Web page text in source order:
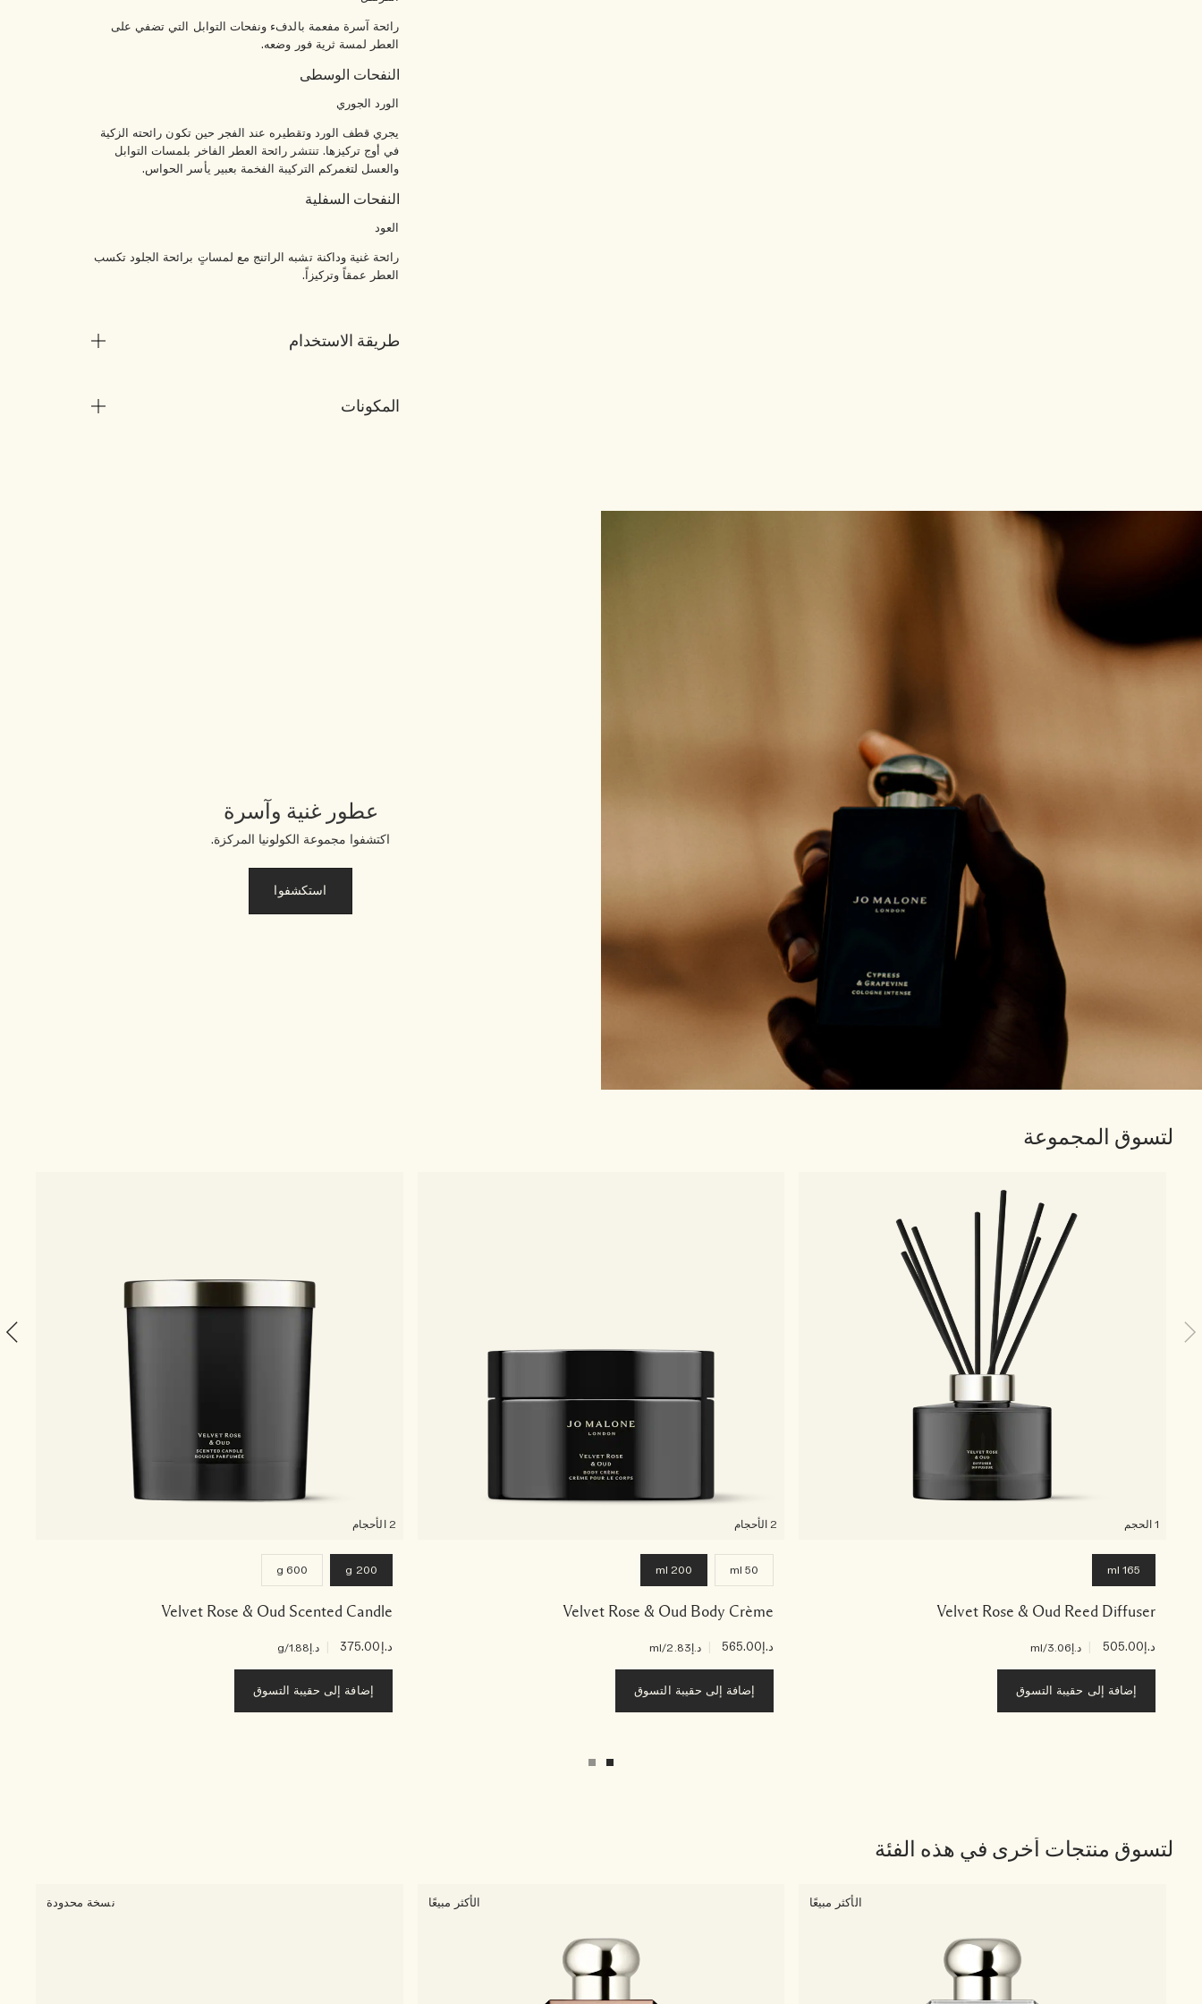
رائحة آسرة مفعمة بالدفء ونفحات التوابل التي تضفي على
العطر لمسة ثرية فور وضعه.
النفحات الوسطى
الورد الجوري
يجري قطف الورد وتقطيره عند الفجر حين تكون رائحته الزكية
في أوج تركيزها. تنتشر رائحة العطر الفاخر بلمسات التوابل
والعسل لتغمركم التركيبة الفخمة بعبير يأسر الحواس.
النفحات السفلية
العود
رائحة غنية وداكنة تشبه الراتنج مع لمساتٍ برائحة الجلود تكسب
العطر عمقاً وتركيزاً.
طريقة الاستخدام
المكونات
عطور غنية وآسرة
اكتشفوا مجموعة الكولونيا المركزة.
استكشفوا
لتسوق المجموعة
1 الحجم
165 ml
Velvet Rose & Oud Reed Diffuser
د.إ505.00 د.إ3.06 /ml
إضافة إلى حقيبة التسوق
2 الأحجام
50 ml
200 ml
Velvet Rose & Oud Body Crème
د.إ565.00 د.إ2.83 /ml
إضافة إلى حقيبة التسوق
2 الأحجام
200 g
600 g
Velvet Rose & Oud Scented Candle
د.إ375.00 د.إ1.88 /g
إضافة إلى حقيبة التسوق
لتسوق منتجات أخرى في هذه الفئة
الأكثر مبيعًا الأكثر مبيعًا نسخة محدودة